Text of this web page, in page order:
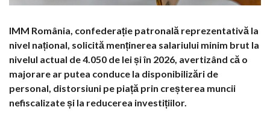
IMM România, confederație patronală reprezentativă la
nivel național, solicită menținerea salariului minim brut la
nivelul actual de 4.050 de lei și în 2026, avertizând că o
majorare ar putea conduce la disponibilizări de
personal, distorsiuni pe piață prin creșterea muncii
nefiscalizate și la reducerea investițiilor.